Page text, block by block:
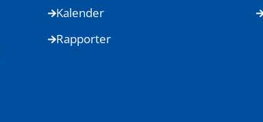
Kalender
Rapporter